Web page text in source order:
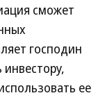
сможет
господин
ее